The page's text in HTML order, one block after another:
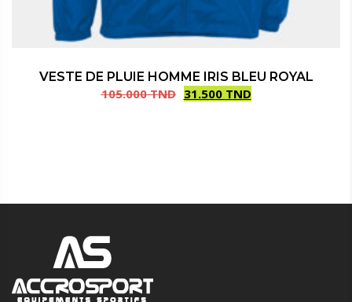
VESTE DE PLUIE HOMME IRIS BLEU ROYAL
105.000TND 31.500 TND